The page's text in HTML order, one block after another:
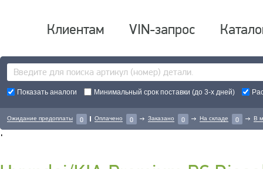
Клиентам VIN-запрос
Показать аналоги Минимальный срок поставки (до 3-х дней)
Ожидание предоплаты 0 Оплачено 0 Заказано 0 На складе 0 В
'